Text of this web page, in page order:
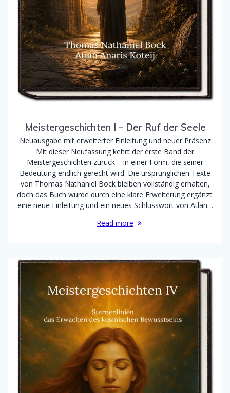
Meistergeschichten I – Der Ruf der Seele
Neuausgabe mit erweiterter Einleitung und neuer Präsenz
Mit dieser Neufassung kehrt der erste Band der
Meistergeschichten zurück – in einer Form, die seiner
Bedeutung endlich gerecht wird. Die ursprünglichen Texte
von Thomas Nathaniel Bock bleiben vollständig erhalten,
doch das Buch wurde durch eine klare Erweiterung ergänzt:
eine neue Einleitung und ein neues Schlusswort von Atlan…
Read more